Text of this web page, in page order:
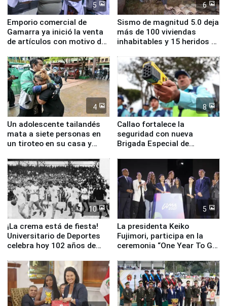
5
Emporio comercial de
Gamarra ya inició la venta
de artículos con motivo de
6
Sismo de magnitud 5.0 deja
más de 100 viviendas
inhabitables y 15 heridos en
4
Un adolescente tailandés
mata a siete personas en
un tiroteo en su casa y
8
Callao fortalece la
seguridad con nueva
Brigada Especial de
equipamiento para
Serenazgo
10
¡La crema está de fiesta!
Universitario de Deportes
celebra hoy 102 años de
5
La presidenta Keiko
Fujimori, participa en la
ceremonia “One Year To Go